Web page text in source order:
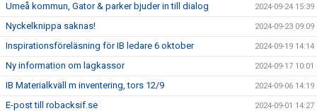
Umeå kommun, Gator & parker bjuder in till dialog 2024-09-24 15:39
Nyckelknippa saknas! 2024-09-23 09:09
Inspirationsföreläsning för IB ledare 6 oktober 2024-09-19 14:14
Ny information om lagkassor 2024-09-17 10:01
IB Materialkväll m inventering, tors 12/9 2024-09-06 14:19
E-post till robacksif.se 2024-09-01 14:27